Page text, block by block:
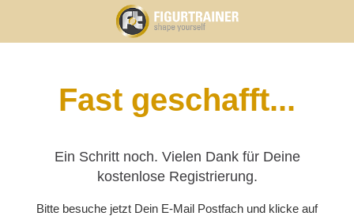
Fast geschafft...
Ein Schritt noch. Vielen Dank für Deine
kostenlose Registrierung.
Bitte besuche jetzt Dein E-Mail Postfach und klicke auf